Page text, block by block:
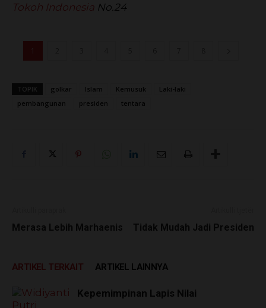
Tokoh Indonesia No.24
1
TOPIK golkar Islam Kemusuk
Laki-laki
pembangunan
presiden tentara
Merasa Lebih Marhaenis Tidak Mudah Jadi Presiden
ARTIKEL TERKAIT ARTIKEL LAINNYA
Kepemimpinan Lapis Nilai